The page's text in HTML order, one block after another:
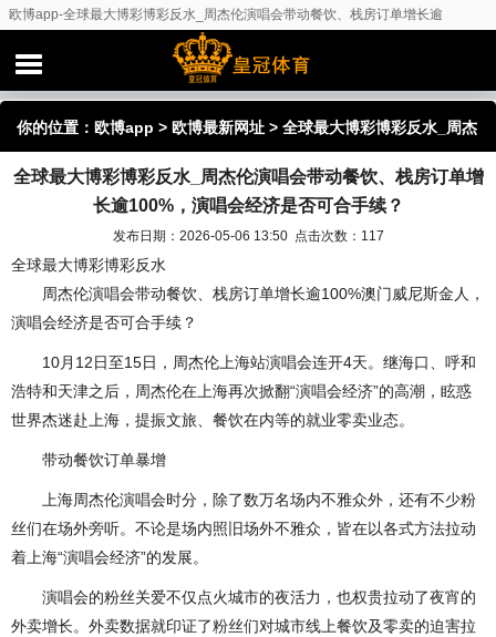
欧博app-全球最大博彩博彩反水_周杰伦演唱会带动餐饮、栈房订单增长逾
100%，演唱会经济是否可合手续？
你的位置： 欧博app > 欧博最新网址 > 全球最大博彩博彩反水_周杰
伦演唱会带动餐饮、栈房订单增长逾100%，演唱会经济是否可合手
全球最大博彩博彩反水_周杰伦演唱会带动餐饮、栈房订单增
长逾100%，演唱会经济是否可合手续？
发布日期：2026-05-06 13:50 点击次数：117
全球最大博彩博彩反水
周杰伦演唱会带动餐饮、栈房订单增长逾100%澳门威尼斯金人，
演唱会经济是否可合手续？
10月12日至15日，周杰伦上海站演唱会连开4天。继海口、呼和
浩特和天津之后，周杰伦在上海再次掀翻“演唱会经济”的高潮，眩惑
世界杰迷赴上海，提振文旅、餐饮在内等的就业零卖业态。
带动餐饮订单暴增
上海周杰伦演唱会时分，除了数万名场内不雅众外，还有不少粉
丝们在场外旁听。不论是场内照旧场外不雅众，皆在以各式方法拉动
着上海“演唱会经济”的发展。
演唱会的粉丝关爱不仅点火城市的夜活力，也权贵拉动了夜宵的
外卖增长。外卖数据就印证了粉丝们对城市线上餐饮及零卖的迫害拉